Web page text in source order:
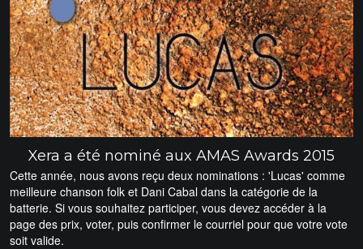
Xera a été nominé aux AMAS Awards 2015
Cette année, nous avons reçu deux nominations : 'Lucas' comme
meilleure chanson folk et Dani Cabal dans la catégorie de la
batterie. Si vous souhaitez participer, vous devez accéder à la
page des prix, voter, puis confirmer le courriel pour que votre vote
soit valide.